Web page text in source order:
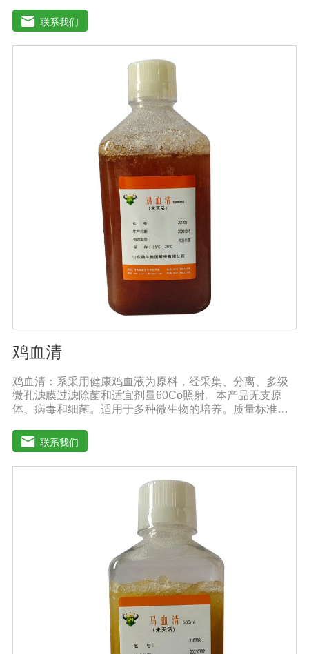
的培养。质量标准：符合《中华人民共和国兽药典》2020
版质量标准。规格：100ml/瓶、250ml/瓶、500ml/瓶保
存：-15℃―-20℃有效期：5年注意事项：1、解冻：采用
逐步解冻法（ -20℃→2-8℃→ 室温），可减少沉淀的产生
使血清质量不会受到影响。
联系我们
鸡血清
鸡血清：系采用健康鸡血液为原料，经采集、分离、多级
微孔滤膜过滤除菌和适宜剂量60Co照射。本产品无支原
体、病毒和细菌。适用于多种微生物的培养。质量标准：
1000ml/瓶保存：-15℃―-20℃有效期：5年注意事项：解
冻：采用逐步解冻法（ -20℃→2-8℃→ 室温），可减少沉
淀的产生使血清质量不会受到影响。
联系我们